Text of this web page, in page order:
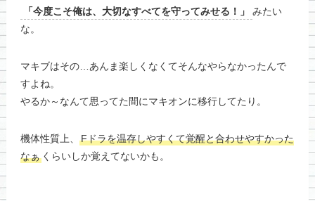
「今度こそ俺は、大切なすべてを守ってみせる！」
みたい
な。
マキブはその…あんま楽しくなくてそんなやらなかったんで
すよね。
やるか～なんて思ってた間にマキオンに移行してたり。
機体性質上、
Fドラを温存しやすくて覚醒と合わせやすかった
なぁくらいしか覚えてないかも。